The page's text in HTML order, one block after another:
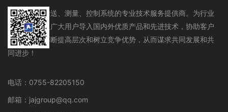
流体存储、输送、测量、控制系统的专业技术服务提供商。为行业
设备制造商及广大用户导入国内外优质产品和先进技术，协助客户
在行业领域不断提高层次和树立竞争优势，从而谋求共同发展和共
同进步！
电话：0755-82205150
邮箱：jajgroup@qq.com